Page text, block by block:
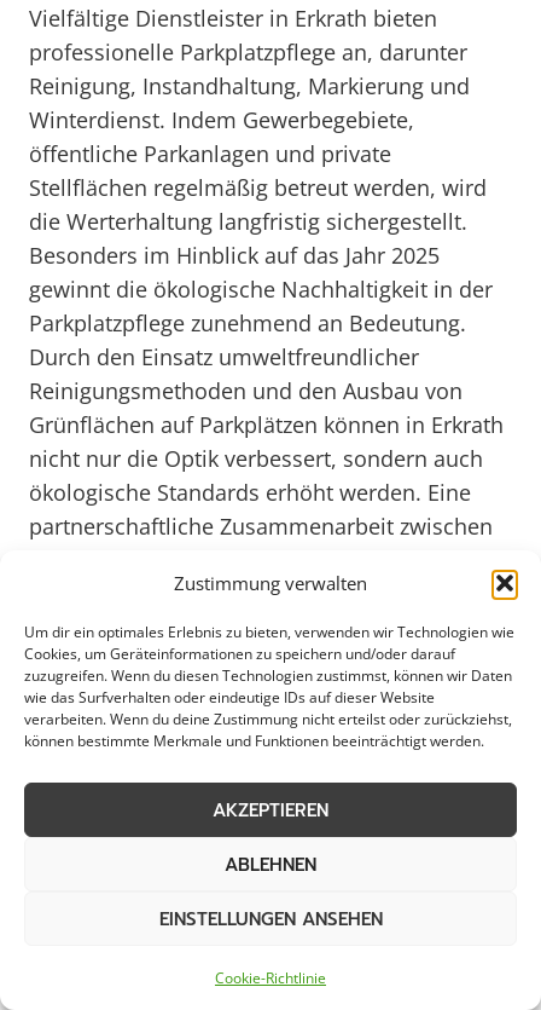
Zustimmung verwalten
Um dir ein optimales Erlebnis zu bieten, verwenden wir Technologien wie
Cookies, um Geräteinformationen zu speichern und/oder darauf
zuzugreifen. Wenn du diesen Technologien zustimmst, können wir Daten
wie das Surfverhalten oder eindeutige IDs auf dieser Website
verarbeiten. Wenn du deine Zustimmung nicht erteilst oder zurückziehst,
können bestimmte Merkmale und Funktionen beeinträchtigt werden.
AKZEPTIEREN
ABLEHNEN
EINSTELLUNGEN ANSEHEN
Cookie-Richtlinie
Vielfältige Dienstleister in Erkrath bieten
professionelle Parkplatzpflege an, darunter
Reinigung, Instandhaltung, Markierung und
Winterdienst. Indem Gewerbegebiete,
öffentliche Parkanlagen und private
Stellflächen regelmäßig betreut werden, wird
die Werterhaltung langfristig sichergestellt.
Besonders im Hinblick auf das Jahr 2025
gewinnt die ökologische Nachhaltigkeit in der
Parkplatzpflege zunehmend an Bedeutung.
Durch den Einsatz umweltfreundlicher
Reinigungsmethoden und den Ausbau von
Grünflächen auf Parkplätzen können in Erkrath
nicht nur die Optik verbessert, sondern auch
ökologische Standards erhöht werden. Eine
partnerschaftliche Zusammenarbeit zwischen
Erkrath als attraktiven Standort mit gepflegten
Parkflächen zu positionieren.
Effiziente Parkplatzpflege für
Industriegebiete in Erkrath
entscheidender Faktor für das Wohlbefinden
und privaten Haushalten. Eine gepflegte